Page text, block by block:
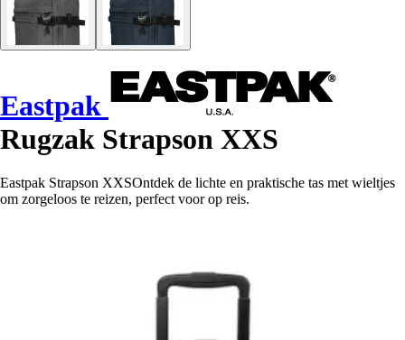
Eastpak
Rugzak Strapson XXS
Eastpak Strapson XXSOntdek de lichte en praktische tas met wieltjes
om zorgeloos te reizen, perfect voor op reis.